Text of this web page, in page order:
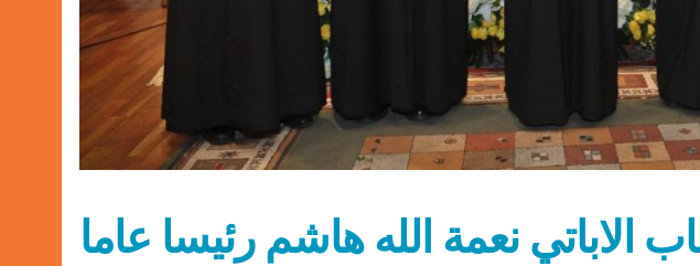
الاباتي نعمة الله هاشم رئيسا عاما